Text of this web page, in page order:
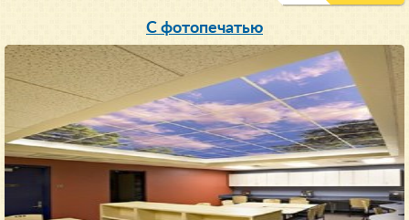
С фотопечатью